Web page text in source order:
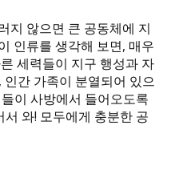
지 않으면 큰 공동체에 지
인류를 생각해 보면, 매우
세력들이 지구 행성과 자
간 가족이 분열되어 있으
이 사방에서 들어오도록
서 와! 모두에게 충분한 공